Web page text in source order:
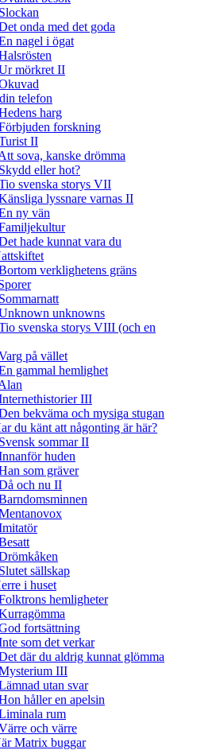
onda med det goda
nagel i ögat
mörkret II
telefon
harg
forskning
II
sova, kanske drömma
eller hot?
svenska storys VII
lyssnare varnas II
ny vän
hade kunnat vara du
verklighetens gräns
unknowns
svenska storys VIII (och en
på vället
gammal hemlighet
III
bekväma och mysiga stugan
du känt att någonting är här?
sommar II
huden
som gräver
och nu II
sällskap
i huset
hemligheter
fortsättning
som det verkar
där du aldrig kunnat glömma
III
utan svar
håller en apelsin
rum
och värre
Matrix buggar